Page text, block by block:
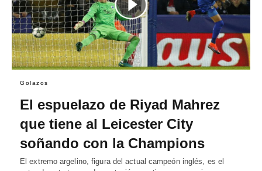
Golazos
El espuelazo de Riyad Mahrez
que tiene al Leicester City
soñando con la Champions
El extremo argelino, figura del actual campeón inglés, es el